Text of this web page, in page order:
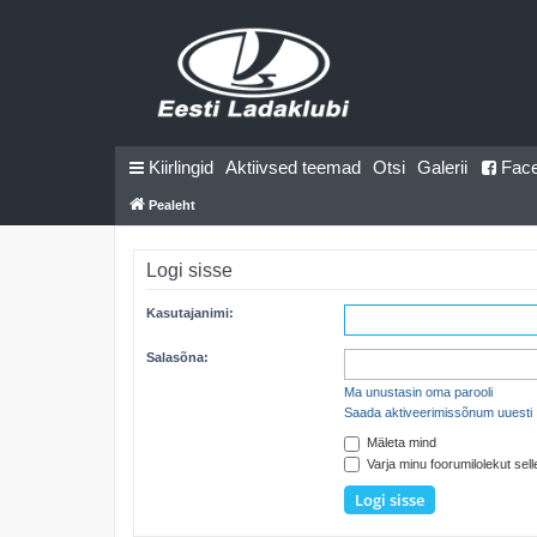
Kiirlingid Aktiivsed teemad Otsi Galerii
Pealeht
Logi sisse
Kasutajanimi:
Salasõna:
Ma unustasin oma parooli
Saada aktiveerimissõnum uuesti
Mäleta mind
Varja minu foorumilolekut